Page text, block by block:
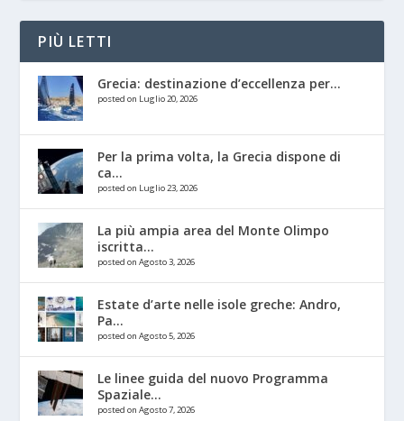
PIÙ LETTI
Grecia: destinazione d’eccellenza per...
posted on Luglio 20, 2026
Per la prima volta, la Grecia dispone di
ca...
posted on Luglio 23, 2026
La più ampia area del Monte Olimpo
iscritta...
posted on Agosto 3, 2026
Estate d’arte nelle isole greche: Andro,
Pa...
posted on Agosto 5, 2026
Le linee guida del nuovo Programma
Spaziale...
posted on Agosto 7, 2026